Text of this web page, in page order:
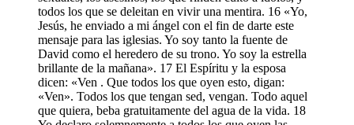
todos los que se deleitan en vivir una mentira. 16 «Yo,
Jesús, he enviado a mi ángel con el fin de darte este
mensaje para las iglesias. Yo soy tanto la fuente de
David como el heredero de su trono. Yo soy la estrella
brillante de la mañana». 17 El Espíritu y la esposa
dicen: «Ven . Que todos los que oyen esto, digan:
«Ven». Todos los que tengan sed, vengan. Todo aquel
que quiera, beba gratuitamente del agua de la vida. 18